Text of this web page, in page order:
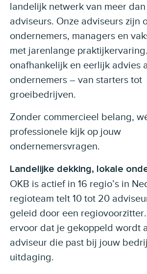
landelijk netwerk van meer
adviseurs. Onze adviseurs zijn
ondernemers, managers en
met jarenlange
onafhankelijk en eerlijk advies
ondernemers – van starters tot
groeibedrijven.
Zonder commercieel belang,
professionele kijk op jouw
ondernemersvragen.
Landelijke dekking, lokale
OKB is actief in 16 regio’s in
regioteam telt 10 tot 20
geleid door een
ervoor dat je gekoppeld wordt
adviseur die past bij jouw
uitdaging.